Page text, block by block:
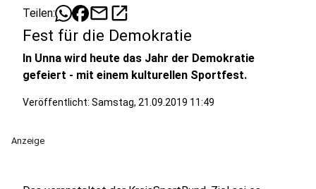
Teilen: mailopen_in_new
Fest für die Demokratie
In Unna wird heute das Jahr der Demokratie
gefeiert - mit einem kulturellen Sportfest.
Veröffentlicht: Samstag, 21.09.2019 11:49
Anzeige